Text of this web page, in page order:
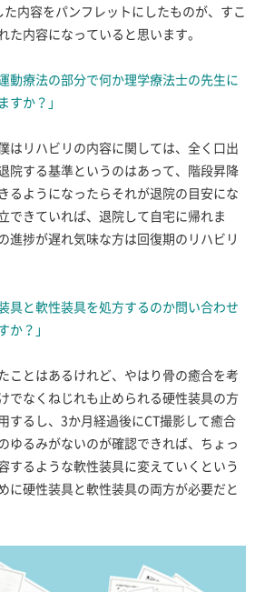
内容をパンフレットにしたものが、すこ
た内容になっていると思います。
動療法の部分で何か理学療法士の先生に
すか？」
はリハビリの内容に関しては、全く口出
院する基準というのはあって、階段昇降
るようになったらそれが退院の目安にな
できていれば、退院して自宅に帰れま
進捗が遅れ気味な方は回復期のリハビリ
具と軟性装具を処方するのか問い合わせ
か？」
ことはあるけれど、やはり骨の癒合を考
でなくねじれも止められる硬性装具の方
するし、3か月経過後にCT撮影して癒合
ゆるみがないのが確認できれば、ちょっ
するような軟性装具に変えていくという
に硬性装具と軟性装具の両方が必要だと